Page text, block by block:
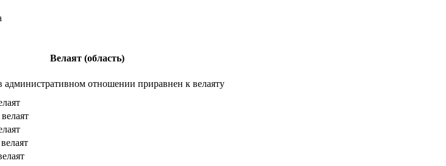
Велаят (область)
административном отношении приравнен к велаяту